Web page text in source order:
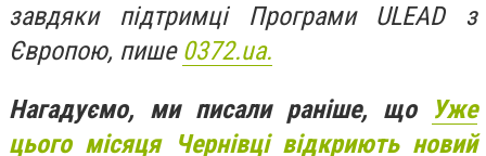
завдяки підтримці Програми ULEAD з
Європою, пише 0372.ua.
Нагадуємо, ми писали раніше, що Уже
цього місяця Чернівці відкриють новий